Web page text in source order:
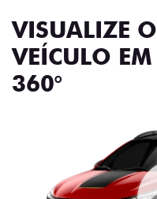
VISUALIZE O
VEÍCULO EM
360°